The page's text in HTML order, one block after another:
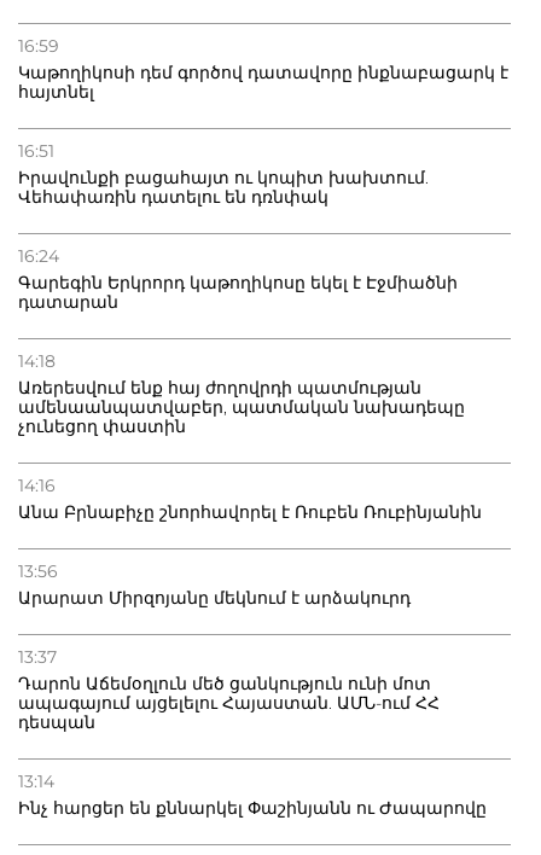
16:59
Կաթողիկոսի դեմ գործով դատավորը ինքնաբացարկ է
հայտնել
16:51
Իրավունքի բացահայտ ու կոպիտ խախտում.
Վեհափառին դատելու են դռնփակ
16:24
Գարեգին Երկրորդ կաթողիկոսը եկել է Էջմիածնի
դատարան
14:18
Առերեսվում ենք հայ ժողովրդի պատմության
ամենաանպատվաբեր, պատմական նախադեպը
չունեցող փաստին
14:16
Անա Բրնաբիչը շնորհավորել է Ռուբեն Ռուբինյանին
13:56
Արարատ Միրզոյանը մեկնում է արձակուրդ
13:37
Դարոն Աճեմօղլուն մեծ ցանկություն ունի մոտ
ապագայում այցելելու Հայաստան. ԱՄՆ-ում ՀՀ
դեսպան
13:14
Ինչ հարցեր են քննարկել Փաշինյանն ու Ժապարովը